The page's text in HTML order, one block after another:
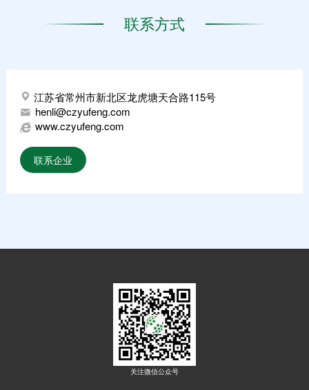
联系方式
江苏省常州市新北区龙虎塘天合路115号
henli@czyufeng.com
www.czyufeng.com
联系企业
关注微信公众号